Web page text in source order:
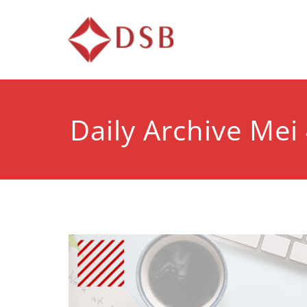
Daily Archive Mei